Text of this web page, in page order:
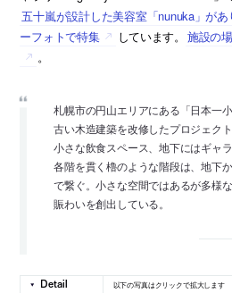
五十嵐が設計した美容室「nunuka」が
ーフォトで特集
しています。 施設の
。
札幌市の円山エリアにある「日本一
古い木造建築を改修したプロジェク
小さな飲食スペース、地下にはギャ
各階を貫く櫓のような階段は、地下
で繋ぐ。小さな空間ではあるが多様
賑わいを創出している。
以下の写真はクリックで拡大します